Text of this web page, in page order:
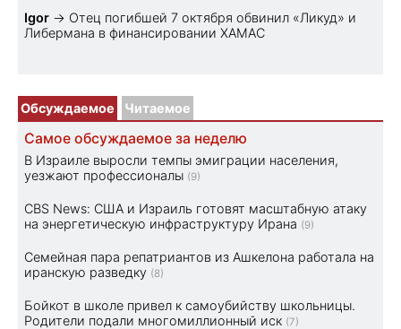
Igor → Отец погибшей 7 октября обвинил «Ликуд» и
Либермана в финансировании ХАМАС
Обсуждаемое Читаемое
Самое обсуждаемое за неделю
В Израиле выросли темпы эмиграции населения,
уезжают профессионалы (9)
CBS News: США и Израиль готовят масштабную атаку
на энергетическую инфраструктуру Ирана (9)
Семейная пара репатриантов из Ашкелона работала на
иранскую разведку (8)
Бойкот в школе привел к самоубийству школьницы.
Родители подали многомиллионный иск (7)